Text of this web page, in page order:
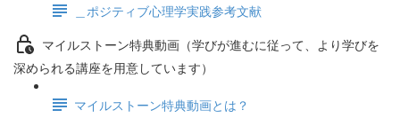
＿ポジティブ心理学実践参考文献
マイルストーン特典動画（学びが進むに従って、より学びを
深められる講座を用意しています）
マイルストーン特典動画とは？